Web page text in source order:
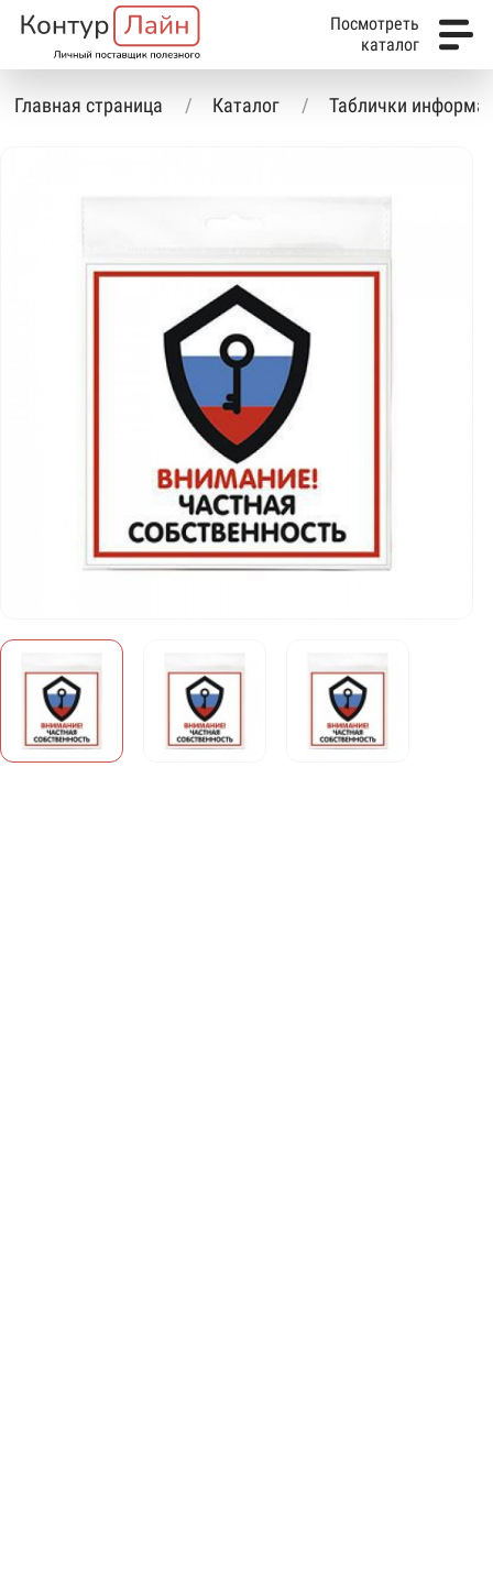
Посмотреть
каталог
Главная страница Каталог Таблички